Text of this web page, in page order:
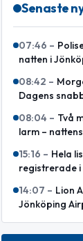
Senaste
07:46 –
natten i
08:42 –
Dagens
08:04 – Två
larm –
15:16 – Hela
registrerade i
14:07 – Lion
Jönköping